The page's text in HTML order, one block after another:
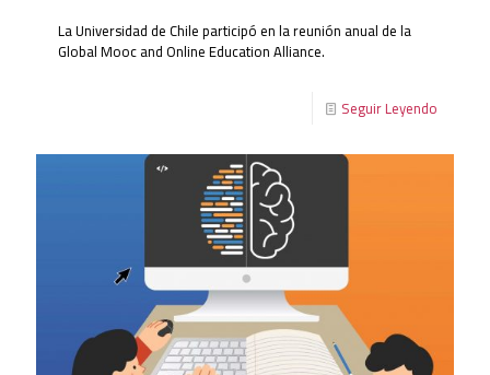
La Universidad de Chile participó en la reunión anual de la
Global Mooc and Online Education Alliance.
Seguir Leyendo